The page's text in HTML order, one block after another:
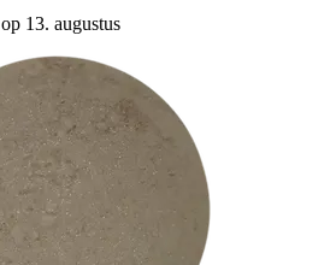
13. augustus